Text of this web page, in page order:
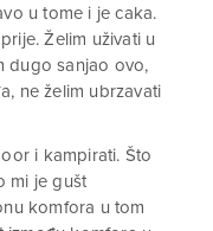
u tome i je caka.
Želim uživati u
dugo sanjao ovo,
ne želim ubrzavati
i kampirati. Što
mi je gušt
komfora u tom